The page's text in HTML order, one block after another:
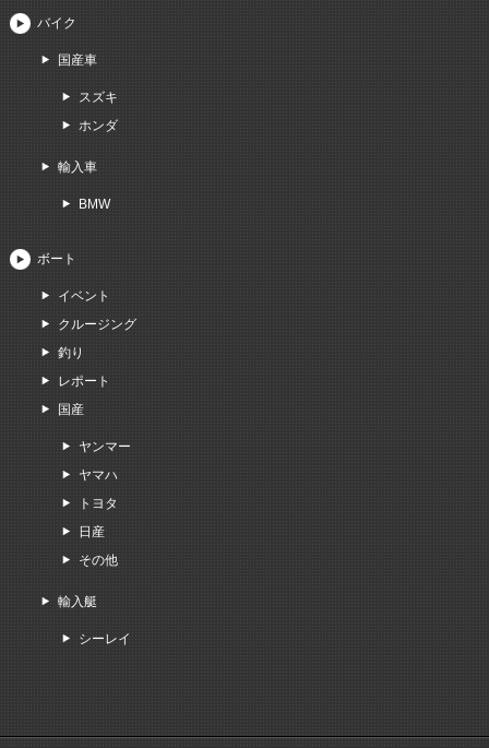
バイク
国産車
スズキ
ホンダ
輸入車
BMW
ボート
イベント
クルージング
釣り
レポート
国産
ヤンマー
ヤマハ
トヨタ
日産
その他
輸入艇
シーレイ